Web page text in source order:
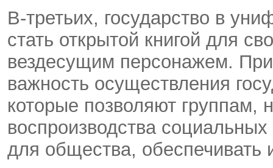
В-третьих, государство в
стать открытой книгой для
вездесущим персонажем.
важность осуществления
которые позволяют группам,
воспроизводства
для общества, обеспечивать